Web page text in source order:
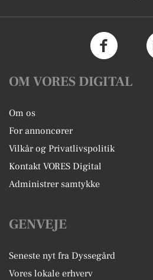
OM VORES DIGITAL
Om os
For annoncører
Vilkår og Privatlivspolitik
Kontakt VORES Digital
Administrer samtykke
GENVEJE
Seneste nyt fra Dyssegård
Vores lokale erhverv